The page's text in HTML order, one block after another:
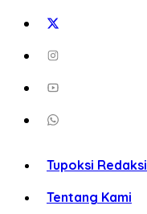
Tupoksi Redaksi
Tentang Kami